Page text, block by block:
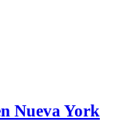
Nueva York